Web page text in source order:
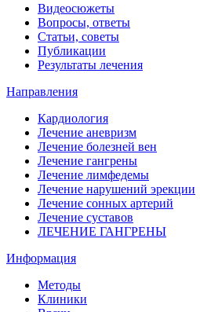
Видеосюжеты
Вопросы, ответы
Статьи, советы
Публикации
Результаты лечения
Направления
Кардиология
Лечение аневризм
Лечение болезней вен
Лечение гангрены
Лечение лимфедемы
Лечение нарушений эрекции
Лечение сонных артерий
Лечение суставов
ЛЕЧЕНИЕ ГАНГРЕНЫ
Информация
Методы
Клиники